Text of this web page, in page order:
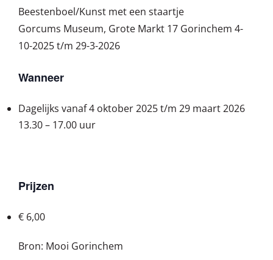
Beestenboel/Kunst met een staartje
Gorcums Museum, Grote Markt 17 Gorinchem 4-
10-2025 t/m 29-3-2026
Wanneer
Dagelijks vanaf 4 oktober 2025 t/m 29 maart 2026
13.30 – 17.00 uur
Prijzen
€ 6,00
Bron: Mooi Gorinchem